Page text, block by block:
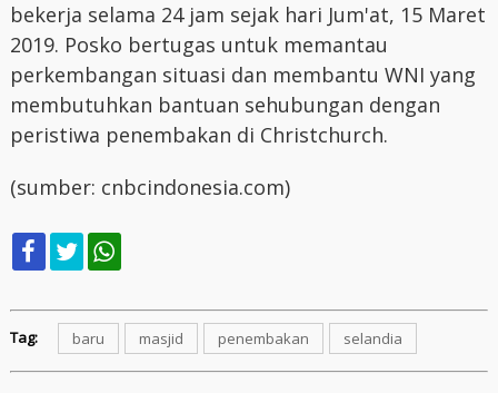
bekerja selama 24 jam sejak hari Jum'at, 15 Maret
2019. Posko bertugas untuk memantau
perkembangan situasi dan membantu WNI yang
membutuhkan bantuan sehubungan dengan
peristiwa penembakan di Christchurch.
(sumber: cnbcindonesia.com)
Tag: baru masjid penembakan selandia